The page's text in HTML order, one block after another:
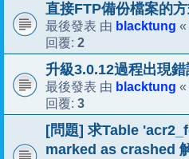
直接FTP備份檔案的
最後發表 由 blacktung «
回覆: 2
升級3.0.12過程出現
最後發表 由 blacktung «
回覆: 3
[問題] 求Table
marked as crashed